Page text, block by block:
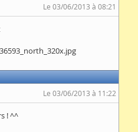
Le 03/06/2013 à 08:21
Le 03/06/2013 à 11:22
! ^^